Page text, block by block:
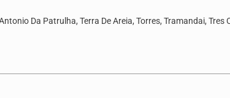
Da Patrulha, Terra De Areia, Torres, Tramandai, Tres